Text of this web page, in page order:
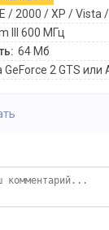
/ 2000 / XP / Vista
III 600 МГц
64 Мб
GeForce 2 GTS или